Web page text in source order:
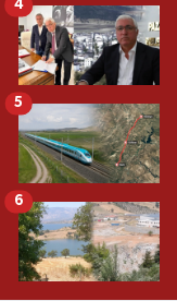
4
5
6